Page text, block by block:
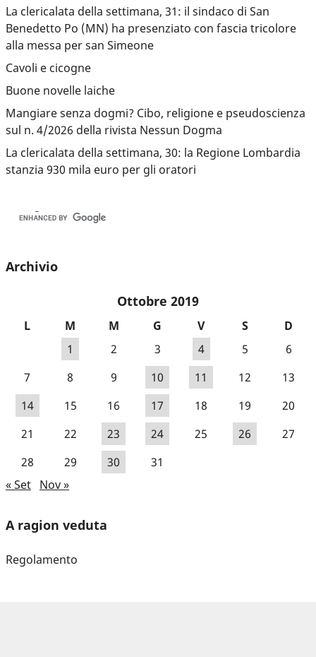
La clericalata della settimana, 31: il sindaco di San
Benedetto Po (MN) ha presenziato con fascia tricolore
alla messa per san Simeone
Cavoli e cicogne
Buone novelle laiche
Mangiare senza dogmi? Cibo, religione e pseudoscienza
sul n. 4/2026 della rivista Nessun Dogma
La clericalata della settimana, 30: la Regione Lombardia
stanzia 930 mila euro per gli oratori
Archivio
Ottobre 2019
L M M G V S
D
1
2 3 4 5
6
7
8 9 10 11 12
13
14
15 16 17 18 19
20
21
22 23 24 25 26
27
28
29 30
31
« Set Nov »
A ragion veduta
Regolamento